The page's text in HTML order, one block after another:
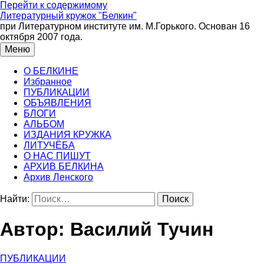
Перейти к содержимому
Литературный кружок "Белкин"
при Литературном институте им. М.Горького. Основан 16
октября 2007 года.
Меню
О БЕЛКИНЕ
Избранное
ПУБЛИКАЦИИ
ОБЪЯВЛЕНИЯ
БЛОГИ
АЛЬБОМ
ИЗДАНИЯ КРУЖКА
ЛИТУЧЁБА
О НАС ПИШУТ
АРХИВ БЕЛКИНА
Архив Ленского
Найти:
Автор: Василий Тучин
ПУБЛИКАЦИИ